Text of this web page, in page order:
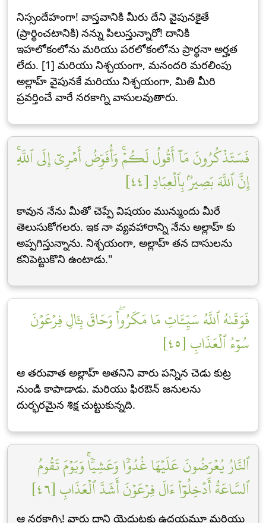
నిస్సందేహంగా! వాస్తవానికి మీరు దేని వైపునకైతే
(ప్రార్థించటానికి) నన్ను పిలుస్తున్నారో! దానికి
ఇహలోకంలోను మరియు పరలోకంలోను ప్రార్థనా అర్హత
లేదు. [1] మరియు నిశ్చయంగా, మనందరి మరలింపు
అల్లాహ్ వైపునకే మరియు నిశ్చయంగా, మితి మీరి
ప్రవర్తించే వారే నరకాగ్ని వాసులవుతారు.
فَسَتَذۡكُرُونَ مَآ أَقُولُ لَكُمۡۚ وَأُفَوِّضُ أَمۡرِيٓ إِلَى ٱللَّهِۚ
إِنَّ ٱللَّهَ بَصِيرُۢ بِٱلۡعِبَادِ [٤٤]
కావున నేను మీతో చెప్పే విషయం మున్ముందు మీరే
తెలుసుకోగలరు. ఇక నా వ్యవహారాన్ని నేను అల్లాహ్ కు
అప్పగిస్తున్నాను. నిశ్చయంగా, అల్లాహ్ తన దాసులను
కనిపెట్టుకొని ఉంటాడు."
فَوَقَىٰهُ ٱللَّهُ سَيِّـَٔاتِ مَا مَكَرُواْۖ وَحَاقَ بِـَٔالِ فِرۡعَوۡنَ
سُوٓءُ ٱلۡعَذَابِ [٤٥]
ఆ తరువాత అల్లాహ్ అతనిని వారు పన్నిన చెడు కుట్ర
నుండి కాపాడాడు. మరియు ఫిరఔన్ జనులను
దుర్భరమైన శిక్ష చుట్టుకున్నది.
ٱلنَّارُ يُعۡرَضُونَ عَلَيۡهَا غُدُوّٗا وَعَشِيّٗاۚ وَيَوۡمَ تَقُومُ
ٱلسَّاعَةُ أَدۡخِلُوٓاْ ءَالَ فِرۡعَوۡنَ أَشَدَّ ٱلۡعَذَابِ [٤٦]
ఆ నరకాగ్ని! వారు దాని యెదుటకు ఉదయమూ మరియు